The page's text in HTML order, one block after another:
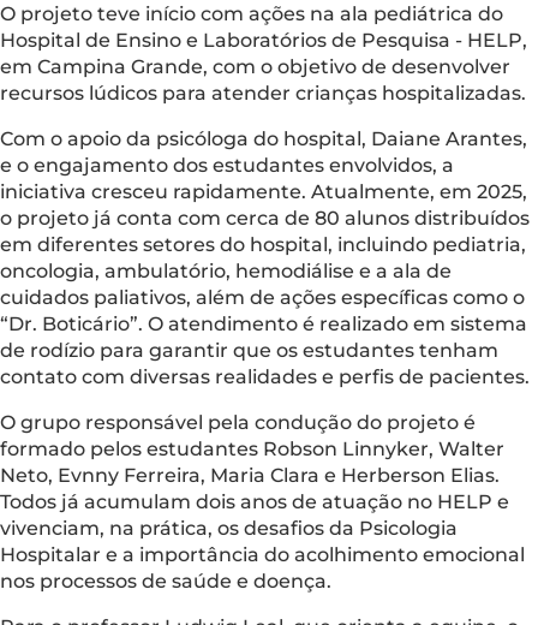
O projeto teve início com ações na ala pediátrica do
Hospital de Ensino e Laboratórios de Pesquisa - HELP,
em Campina Grande, com o objetivo de desenvolver
recursos lúdicos para atender crianças hospitalizadas.
Com o apoio da psicóloga do hospital, Daiane Arantes,
e o engajamento dos estudantes envolvidos, a
iniciativa cresceu rapidamente. Atualmente, em 2025,
o projeto já conta com cerca de 80 alunos distribuídos
em diferentes setores do hospital, incluindo pediatria,
oncologia, ambulatório, hemodiálise e a ala de
cuidados paliativos, além de ações específicas como o
“Dr. Boticário”. O atendimento é realizado em sistema
de rodízio para garantir que os estudantes tenham
contato com diversas realidades e perfis de pacientes.
O grupo responsável pela condução do projeto é
formado pelos estudantes Robson Linnyker, Walter
Neto, Evnny Ferreira, Maria Clara e Herberson Elias.
Todos já acumulam dois anos de atuação no HELP e
vivenciam, na prática, os desafios da Psicologia
Hospitalar e a importância do acolhimento emocional
nos processos de saúde e doença.